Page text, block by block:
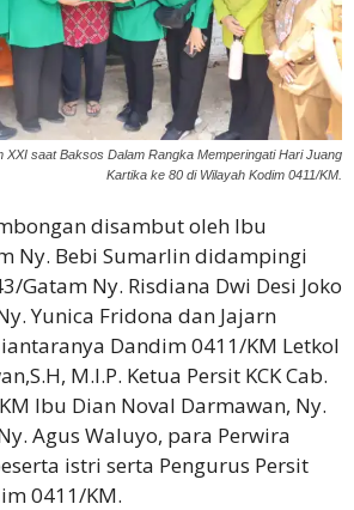
XXI saat Baksos Dalam Rangka Memperingati Hari Juang
Kartika ke 80 di Wilayah Kodim 0411/KM.
disambut oleh Ibu
Ny. Bebi Sumarlin didampingi
Gatam Ny. Risdiana Dwi Desi Joko
Yunica Fridona dan Jajarn
Dandim 0411/KM Letkol
M.I.P. Ketua Persit KCK Cab.
Ibu Dian Noval Darmawan, Ny.
Agus Waluyo, para Perwira
istri serta Pengurus Persit
0411/KM.